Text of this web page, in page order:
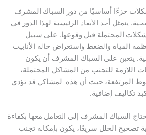
جزءًا أساسيًا من دور السباك المشرف
يتمثل أحد الأبعاد الرئيسية لهذا الدور في
المحتملة قبل وقوعها. على سبيل
المياه والضغط واستعراض حالة الأنابيب
يتعين على السباك المشرف أن يكون
اللازمة للتجنب من المشاكل المحتملة،
المرتفعة، حيث أن هذه المشاكل قد تؤدي
تكاليف إضافية.
السباك المشرف إلى التعامل معها بكفاءة
تصحيح الخلل سريعًا، يكون بإمكانه تجنب